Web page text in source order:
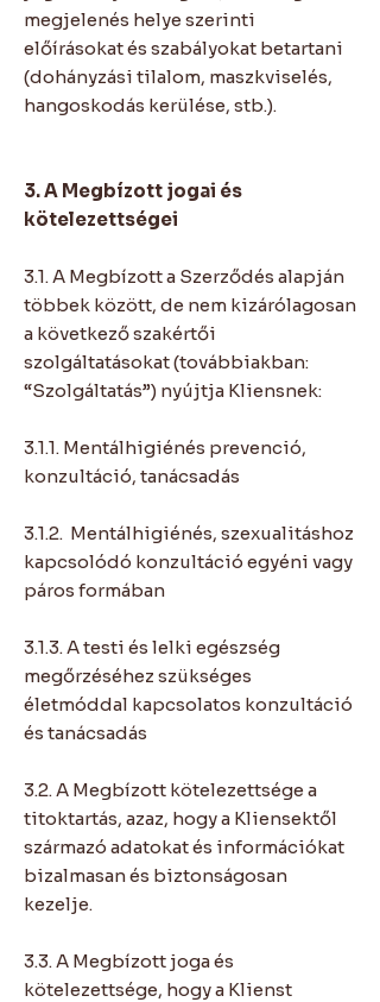
megjelenés helye szerinti
előírásokat és szabályokat betartani
(dohányzási tilalom, maszkviselés,
hangoskodás kerülése, stb.).
3. A Megbízott jogai és
kötelezettségei
3.1. A Megbízott a Szerződés alapján
többek között, de nem kizárólagosan
a következő szakértői
szolgáltatásokat (továbbiakban:
“Szolgáltatás”) nyújtja Kliensnek:
3.1.1. Mentálhigiénés prevenció,
konzultáció, tanácsadás
3.1.2. Mentálhigiénés, szexualitáshoz
kapcsolódó konzultáció egyéni vagy
páros formában
3.1.3. A testi és lelki egészség
megőrzéséhez szükséges
életmóddal kapcsolatos konzultáció
és tanácsadás
3.2. A Megbízott kötelezettsége a
titoktartás, azaz, hogy a Kliensektől
származó adatokat és információkat
bizalmasan és biztonságosan
kezelje.
3.3. A Megbízott joga és
kötelezettsége, hogy a Klienst